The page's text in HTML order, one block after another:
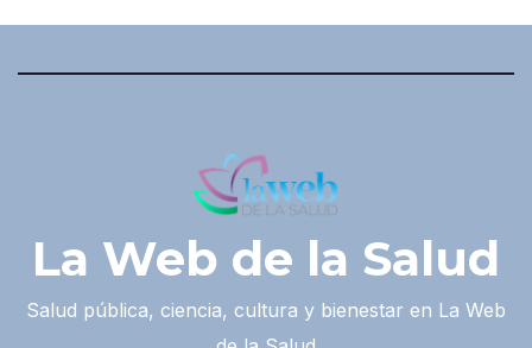
La Web de la Salud
Salud pública, ciencia, cultura y bienestar en La Web